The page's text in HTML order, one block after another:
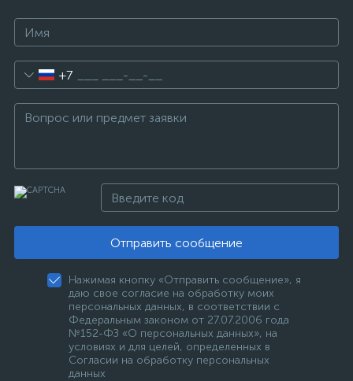
+7
Отправить сообщение
Нажимая кнопку «Отправить сообщение», я
даю свое согласие на обработку моих
персональных данных, в соответствии с
Федеральным законом от 27.07.2006 года
№152-ФЗ «О персональных данных», на
условиях и для целей, определенных в
Согласии на обработку персональных
данных